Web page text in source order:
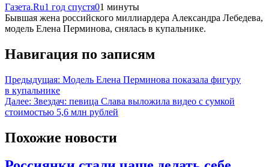
Газета.Ru1 год спустя01 минуты
Бывшая жена российского миллиардера Александра Лебедева,
модель Елена Перминова, снялась в купальнике.
Навигация по записям
Предыдущая: Модель Елена Перминова показала фигуру
в купальнике
Далее: Звездач: певица Слава выложила видео с сумкой
стоимостью 5,6 млн рублей
Похожие новости